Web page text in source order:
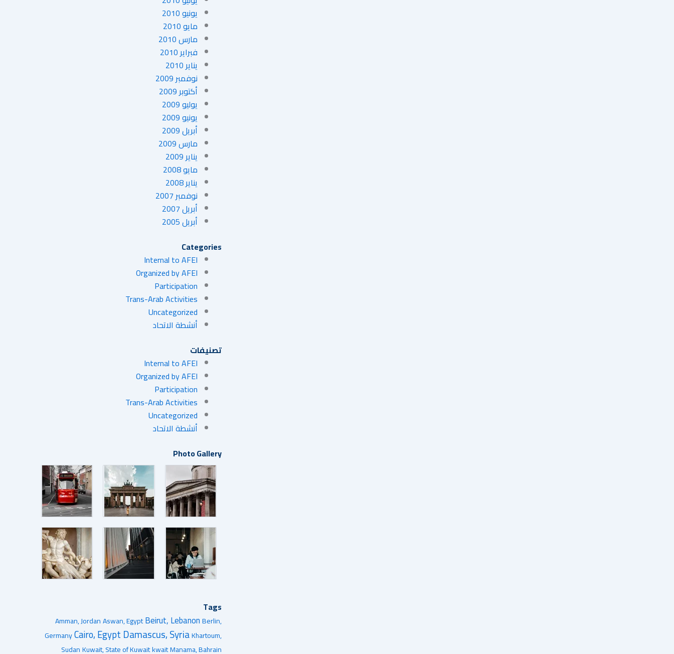
يونيو 2010
مايو 2010
مارس 2010
فبراير 2010
يناير 2010
نوفمبر 2009
أكتوبر 2009
يوليو 2009
يونيو 2009
أبريل 2009
مارس 2009
يناير 2009
مايو 2008
يناير 2008
نوفمبر 2007
أبريل 2007
أبريل 2005
Categories
Internal to AFEI
Organized by AFEI
Participation
Trans-Arab Activities
Uncategorized
أنشطة الاتحاد
تصنيفات
Internal to AFEI
Organized by AFEI
Participation
Trans-Arab Activities
Uncategorized
أنشطة الاتحاد
Photo Gallery
Tags
Amman, JordanAswan, EgyptBeirut, LebanonBerlin,
GermanyCairo, Egypt Damascus, SyriaKhartoum,
SudanKuwait, State of KuwaitkwaitManama, Bahrain